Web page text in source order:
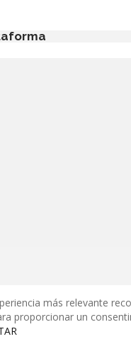
más relevante
proporcionar un